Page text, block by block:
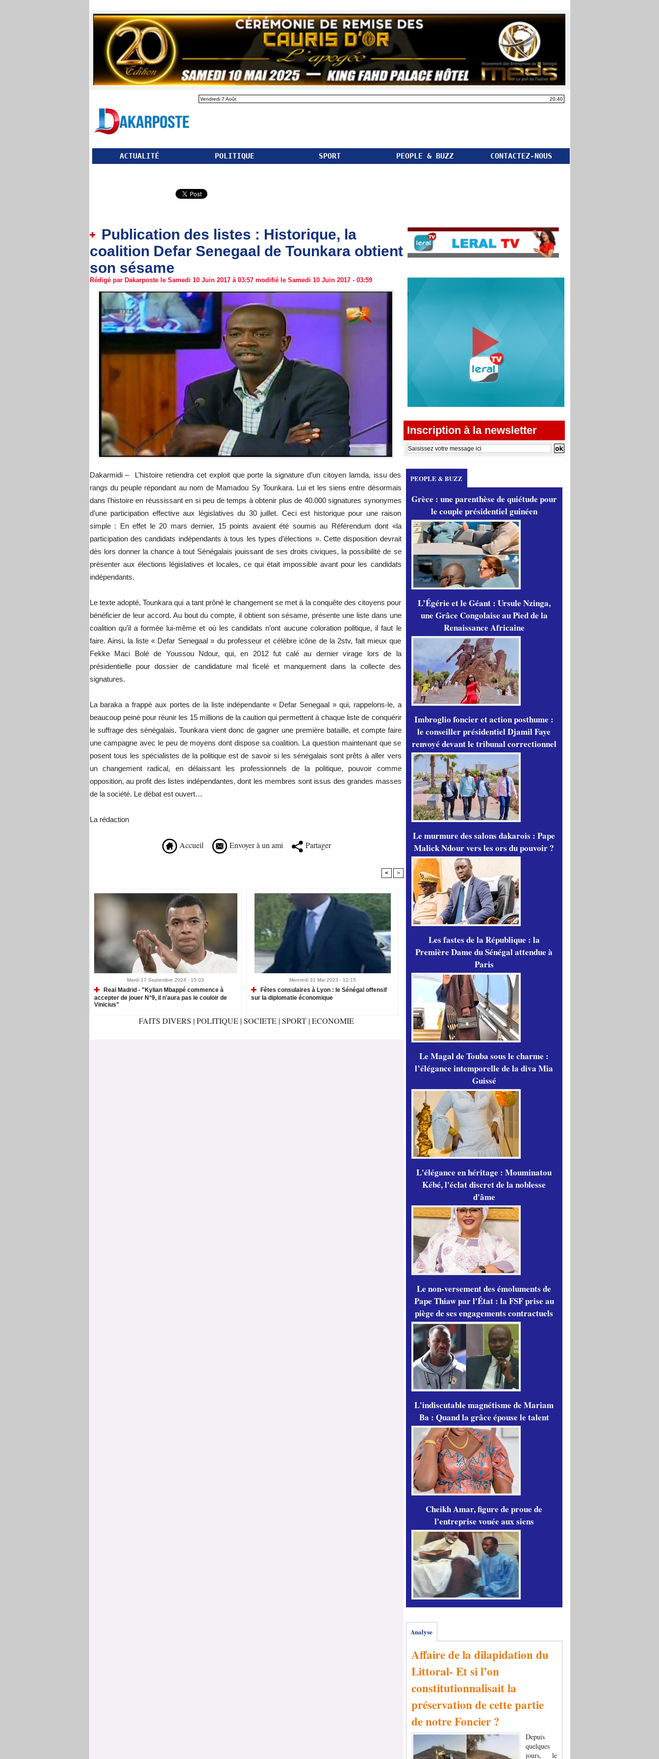
Vendredi 7 Août 20:40
ACTUALITÉ POLITIQUE SPORT PEOPLE & BUZZ CONTACTEZ-NOUS
Publication des listes : Historique, la
coalition Defar Senegaal de Tounkara obtient
son sésame
Rédigé par Dakarposte le Samedi 10 Juin 2017 à 03:57 modifié le Samedi 10 Juin 2017 - 03:59
Dakarmidi – L’histoire retiendra cet exploit que porte la signature d’un citoyen lamda, issu des
rangs du peuple répondant au nom de Mamadou Sy Tounkara. Lui et les siens entre désormais
dans l’histoire en réussissant en si peu de temps à obtenir plus de 40.000 signatures synonymes
d’une participation effective aux législatives du 30 juillet. Ceci est historique pour une raison
simple : En effet le 20 mars dernier, 15 points avaient été soumis au Référendum dont «la
participation des candidats indépendants à tous les types d’élections ». Cette disposition devrait
dès lors donner la chance à tout Sénégalais jouissant de ses droits civiques, la possibilité de se
présenter aux élections législatives et locales, ce qui était impossible avant pour les candidats
indépendants.
Le texte adopté, Tounkara qui a tant prôné le changement se met à la conquête des citoyens pour
bénéficier de leur accord. Au bout du compte, il obtient son sésame, présente une liste dans une
coalition qu’il a formée lui-même et où les candidats n’ont aucune coloration politique, il faut le
faire. Ainsi, la liste « Defar Senegaal » du professeur et célèbre icône de la 2stv, fait mieux que
Fekke Maci Bolé de Youssou Ndour, qui, en 2012 fut calé au dernier virage lors de la
présidentielle pour dossier de candidature mal ficelé et manquement dans la collecte des
signatures.
La baraka a frappé aux portes de la liste indépendante « Defar Senegaal » qui, rappelons-le, a
beaucoup peiné pour réunir les 15 millions de la caution qui permettent à chaque liste de conquérir
le suffrage des sénégalais. Tounkara vient donc de gagner une première bataille, et compte faire
une campagne avec le peu de moyens dont dispose sa coalition. La question maintenant que se
posent tous les spécialistes de la politique est de savoir si les sénégalais sont prêts à aller vers
un changement radical, en délaissant les professionnels de la politique, pouvoir comme
opposition, au profit des listes indépendantes, dont les membres sont issus des grandes masses
de la société. Le débat est ouvert…
La rédaction
Accueil Envoyer à un ami Partager
< >
Mardi 17 Septembre 2024 - 15:03
Real Madrid - "Kylian Mbappé commence à
accepter de jouer N°9, il n'aura pas le couloir de
Vinicius"
Mercredi 31 Mai 2023 - 12:15
Fêtes consulaires à Lyon : le Sénégal offensif
sur la diplomatie économique
FAITS DIVERS |POLITIQUE |SOCIETE |SPORT |ECONOMIE
Inscription à la newsletter
PEOPLE & BUZZ
Grèce : une parenthèse de quiétude pour
le couple présidentiel guinéen
L’Égérie et le Géant : Ursule Nzinga,
une Grâce Congolaise au Pied de la
Renaissance Africaine
Imbroglio foncier et action posthume :
le conseiller présidentiel Djamil Faye
renvoyé devant le tribunal correctionnel
Le murmure des salons dakarois : Pape
Malick Ndour vers les ors du pouvoir ?
Les fastes de la République : la
Première Dame du Sénégal attendue à
Paris
Le Magal de Touba sous le charme :
l’élégance intemporelle de la diva Mia
Guissé
L'élégance en héritage : Mouminatou
Kébé, l'éclat discret de la noblesse
d'âme
Le non-versement des émoluments de
Pape Thiaw par l'État : la FSF prise au
piège de ses engagements contractuels
L'indiscutable magnétisme de Mariam
Ba : Quand la grâce épouse le talent
Cheikh Amar, figure de proue de
l'entreprise vouée aux siens
Analyse
Affaire de la dilapidation du
Littoral- Et si l’on
constitutionnalisait la
préservation de cette partie
de notre Foncier ?
Depuis
quelques
jours, le